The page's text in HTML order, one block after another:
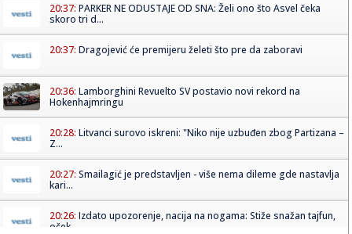
20:37: PARKER NE ODUSTAJE OD SNA: Želi ono što Asvel čeka
skoro tri d...
20:37: Dragojević će premijeru želeti što pre da zaboravi
20:36: Lamborghini Revuelto SV postavio novi rekord na
Hokenhajmringu
20:28: Litvanci surovo iskreni: "Niko nije uzbuđen zbog Partizana –
Z...
20:27: Smailagić je predstavljen - više nema dileme gde nastavlja
kari...
20:26: Izdato upozorenje, nacija na nogama: Stiže snažan tajfun,
oček...